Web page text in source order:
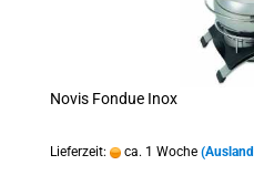
Novis Fondue Inox
Lieferzeit: ca. 1 Woche